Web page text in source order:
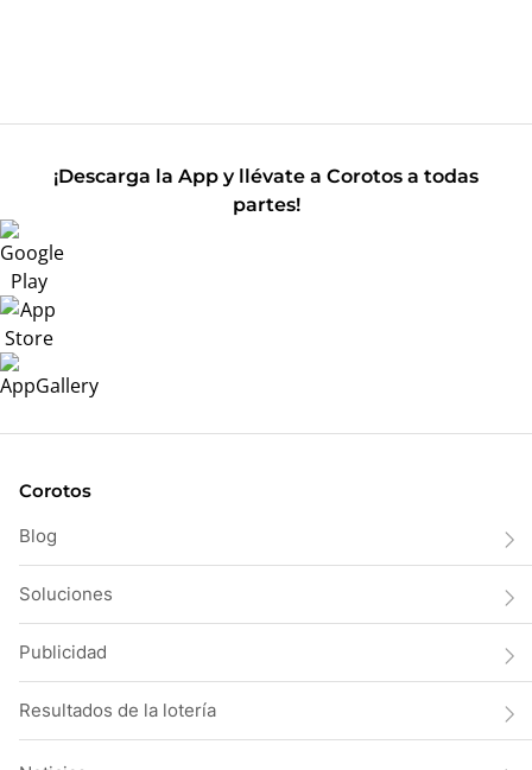
¡Descarga la App y llévate a Corotos a todas
partes!
Corotos
Blog
Soluciones
Publicidad
Resultados de la lotería